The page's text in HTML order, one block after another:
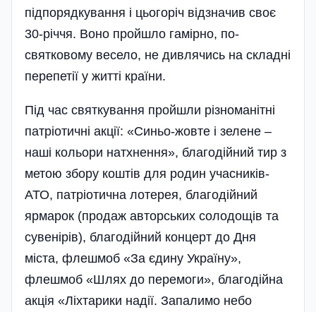
підпорядкування і цьогоріч відзначив своє
30-річчя. Воно пройшло гамірно, по-
святковому весело, не дивлячись на складні
перепетії у житті країни.
Під час святкування пройшли різноманітні
патріотичні акції: «Синьо-жовте і зелене –
наші кольори натхнення», благодійний тир з
метою­ збору коштів для родин уча­сників­
АТО, патріотична лотерея, благодійний
ярмарок (продаж авторських солодощів та
сувенірів), благодійний концерт до Дня
міста, флешмоб «За єдину Україну»,
флешмоб «Шлях до перемоги», благодійна
акція «Ліхтарики надії. Запалимо небо